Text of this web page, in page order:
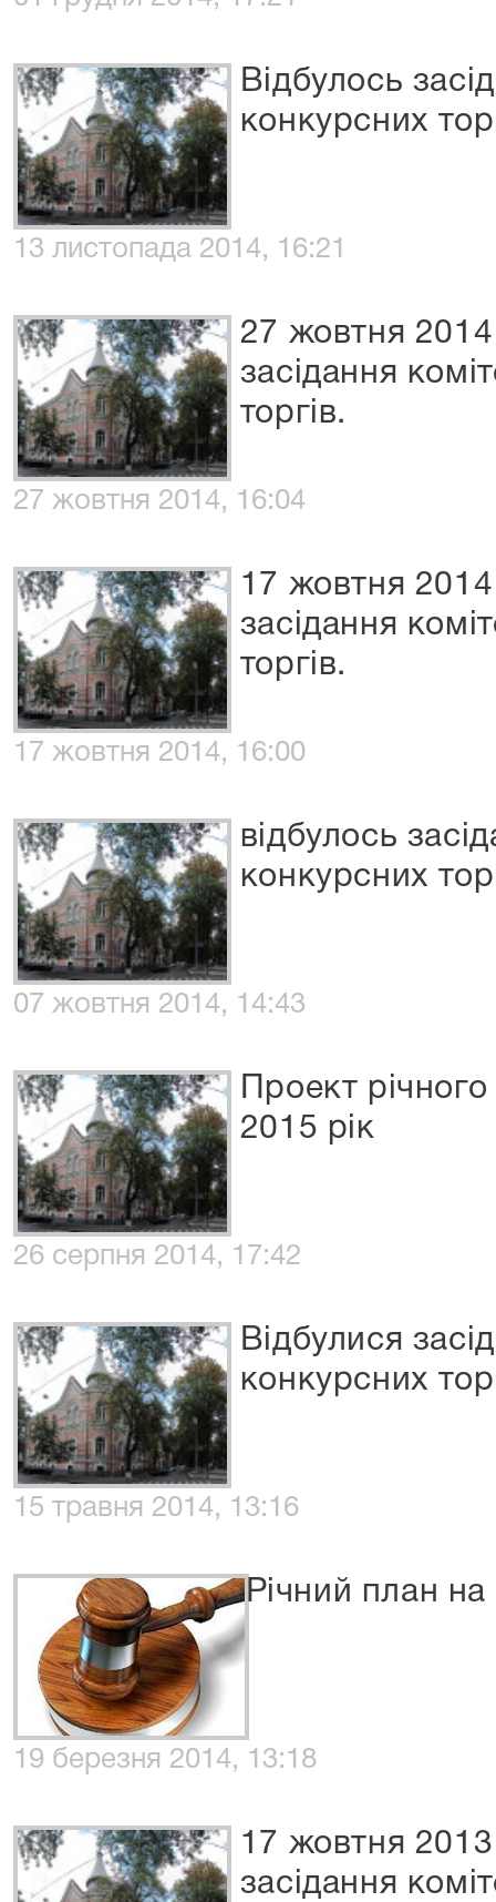
Відбулось
конкурсних
13 листопада 2014, 16:21
27 жовтня 2014
засідання
торгів.
27 жовтня 2014, 16:04
17 жовтня 2014
засідання
торгів.
17 жовтня 2014, 16:00
відбулось
конкурсних
07 жовтня 2014, 14:43
Проект
2015 рік
26 серпня 2014, 17:42
Відбулися
конкурсних
15 травня 2014, 13:16
Річний план на
19 березня 2014, 13:18
17 жовтня 2013
засідання